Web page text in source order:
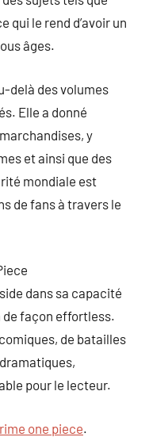
qui le rend d’avoir un
âges.
delà des volumes
Elle a donné
y
et ainsi que des
mondiale est
de fans à travers le
dans sa capacité
façon effortless.
de batailles
pour le lecteur.
one piece.